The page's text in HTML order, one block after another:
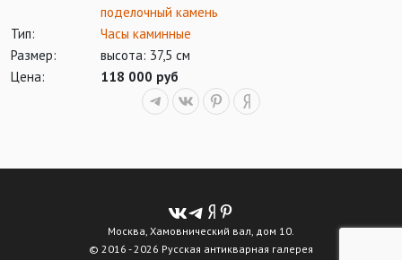
поделочный камень
Тип:
Часы каминные
Размер:
высота: 37,5 см
Цена:
118 000 руб
Москва, Хамовнический вал, дом 10.
© 2016 - 2026 Русская антикварная галерея